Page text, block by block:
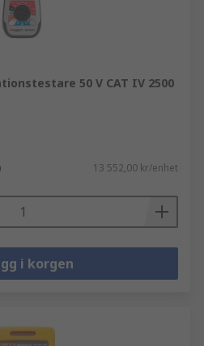
50 V CAT IV 2500
13 552,00 kr/enhet
i korgen